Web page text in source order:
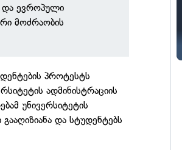
და ევროპული
მოძრაობის
პროტესტს
ადმინისტრაციის
უნივერსიტეტის
და სტუდენტებს